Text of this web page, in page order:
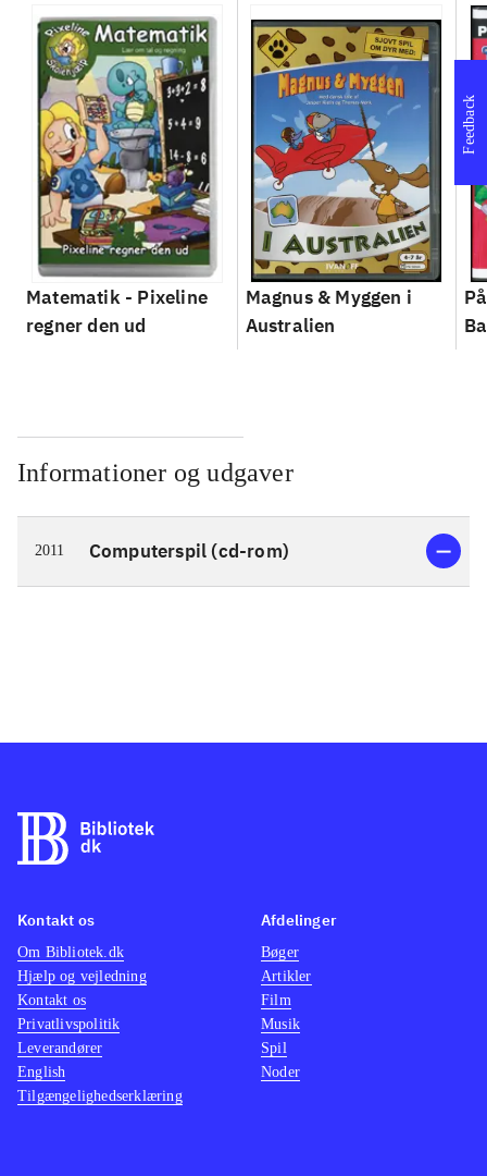
Matematik - Pixeline
regner den ud
Magnus & Myggen i
Australien
Informationer og udgaver
2011 Computerspil (cd-rom)
Feedback
Kontakt os
Om Bibliotek.dk
Hjælp og vejledning
Kontakt os
Privatlivspolitik
Leverandører
English
Tilgængelighedserklæring
Afdelinger
Bøger
Artikler
Film
Musik
Spil
Noder